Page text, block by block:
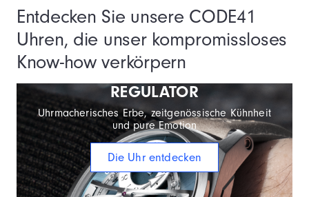
Entdecken Sie unsere CODE41
Uhren, die unser kompromissloses
Know-how verkörpern
REGULATOR
Uhrmacherisches Erbe, zeitgenössische Kühnheit
und pure Emotion
Die Uhr entdecken